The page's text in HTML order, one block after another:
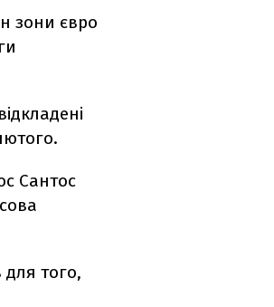
зони євро
Сантос
для того,